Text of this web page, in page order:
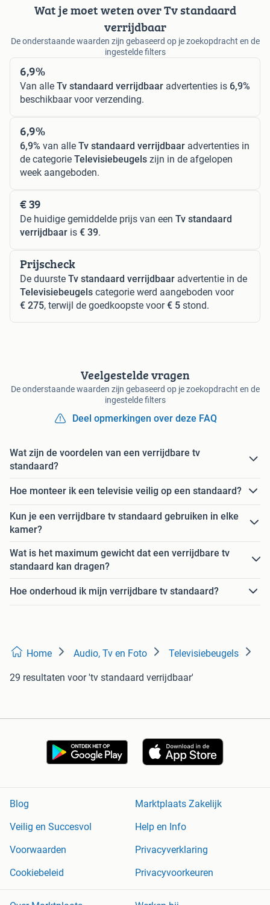
Wat je moet weten over Tv standaard
verrijdbaar
De onderstaande waarden zijn gebaseerd op je zoekopdracht en de
ingestelde filters
6,9%
Van alle Tv standaard verrijdbaar advertenties is 6,9%
beschikbaar voor verzending.
6,9%
6,9% van alle Tv standaard verrijdbaar advertenties in
de categorie Televisiebeugels zijn in de afgelopen
week aangeboden.
€ 39
De huidige gemiddelde prijs van een Tv standaard
verrijdbaar is € 39.
Prijscheck
De duurste Tv standaard verrijdbaar advertentie in de
Televisiebeugels categorie werd aangeboden voor
€ 275, terwijl de goedkoopste voor€ 5 stond.
Veelgestelde vragen
De onderstaande waarden zijn gebaseerd op je zoekopdracht en de
ingestelde filters
Deel opmerkingen over deze FAQ
Wat zijn de voordelen van een verrijdbare tv
standaard?
Hoe monteer ik een televisie veilig op een standaard?
Kun je een verrijdbare tv standaard gebruiken in elke
kamer?
Wat is het maximum gewicht dat een verrijdbare tv
standaard kan dragen?
Hoe onderhoud ik mijn verrijdbare tv standaard?
Home Audio, Tv en Foto Televisiebeugels
29 resultaten voor 'tv standaard verrijdbaar'
Blog
Marktplaats Zakelijk
Veilig en Succesvol
Help en Info
Voorwaarden
Privacyverklaring
Cookiebeleid
Privacyvoorkeuren